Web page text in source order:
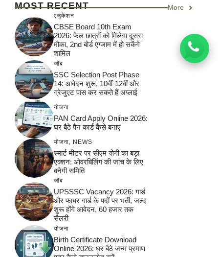
MOST RECENT More
एजुकेशन
CBSE Board 10th Exam
2026: फेल छात्रों को मिलेगा दूसरा
मौका, 2nd बोर्ड एग्जाम में हो सकेंगे
शामिल
जॉब
SSC Selection Post Phase
14: आवेदन शुरू, 10वीं-12वीं और
ग्रेजुएट पास कर सकते हैं अप्लाई
योजना
PAN Card Apply Online 2026:
घर बैठे पैन कार्ड कैसे बनाएं
योजना, NEWS
स्मार्ट मीटर पर सीएम योगी का बड़ा
एक्शन: ओवरबिलिंग की जांच के लिए
बनेगी समिति
जॉब
UPSSSC Vacancy 2026: गार्ड
और फायर गार्ड के पदों पर भर्ती, जल्द
शुरू होंगे आवेदन, 60 हजार तक
सैलरी
योजना
Birth Certificate Download
Online 2026: घर बैठे जन्म प्रमाण